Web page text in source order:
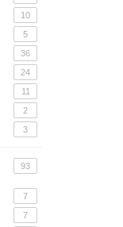
10
5
36
24
11
2
3
93
7
7